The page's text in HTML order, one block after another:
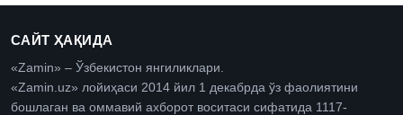
САЙТ ҲАҚИДА
«Zamin» – Ўзбекистон янгиликлари.
«Zamin.uz» лойиҳаси 2014 йил 1 декабрда ўз фаолиятини
бошлаган ва оммавий ахборот воситаси сифатида 1117-